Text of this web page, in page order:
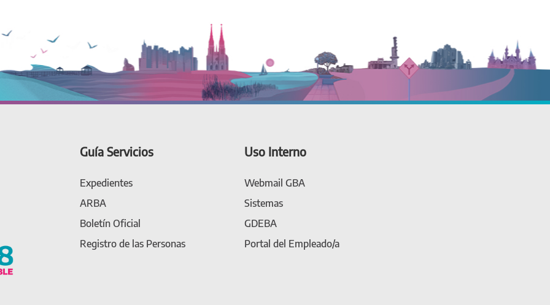
Guía Servicios
Expedientes
ARBA
Boletín Oficial
Registro de las Personas
Uso Interno
Webmail GBA
Sistemas
GDEBA
Portal del Empleado/a